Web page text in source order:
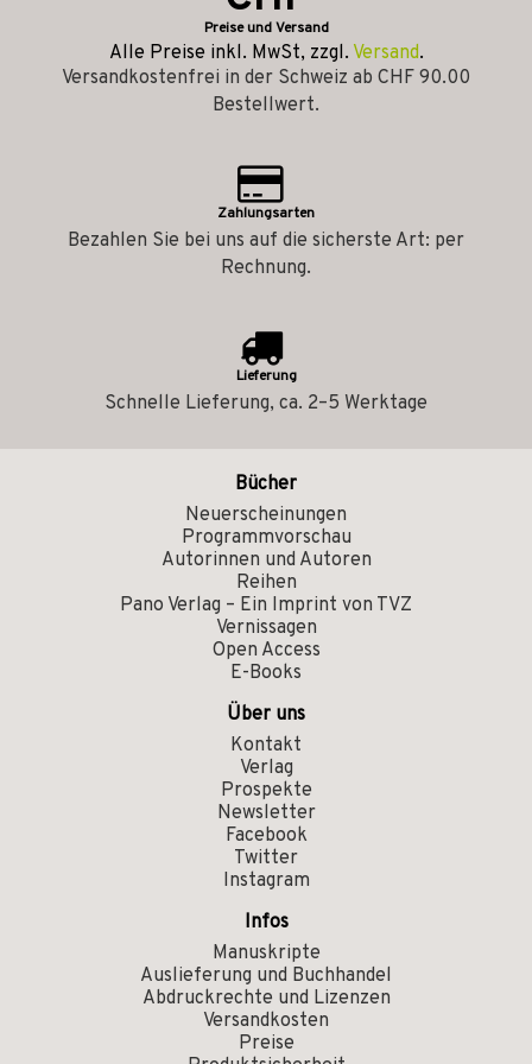
Preise und Versand
Alle Preise inkl. MwSt, zzgl. Versand.
Versandkostenfrei in der Schweiz ab CHF 90.00
Bestellwert.
Zahlungsarten
Bezahlen Sie bei uns auf die sicherste Art: per
Rechnung.
Lieferung
Schnelle Lieferung, ca. 2–5 Werktage
Bücher
Neuerscheinungen
Programmvorschau
Autorinnen und Autoren
Reihen
Pano Verlag – Ein Imprint von TVZ
Vernissagen
Open Access
E-Books
Über uns
Kontakt
Verlag
Prospekte
Newsletter
Facebook
Twitter
Instagram
Infos
Manuskripte
Auslieferung und Buchhandel
Abdruckrechte und Lizenzen
Versandkosten
Preise